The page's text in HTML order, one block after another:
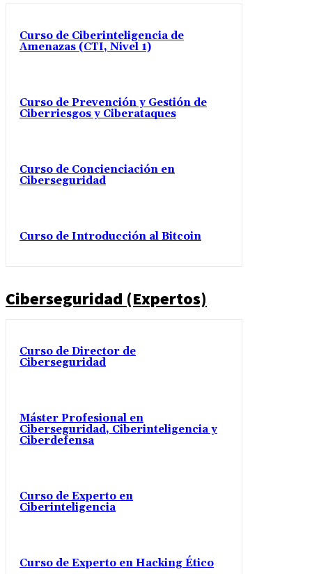
Curso de Ciberinteligencia de
Amenazas (CTI, Nivel 1)
Curso de Prevención y Gestión de
Ciberriesgos y Ciberataques
Curso de Concienciación en
Ciberseguridad
Curso de Introducción al Bitcoin
Ciberseguridad (Expertos)
Curso de Director de
Ciberseguridad
Máster Profesional en
Ciberseguridad, Ciberinteligencia y
Ciberdefensa
Curso de Experto en
Ciberinteligencia
Curso de Experto en Hacking Ético